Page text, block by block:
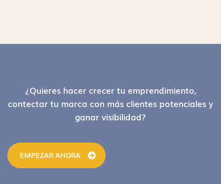
Footer¿Quieres hacer crecer tu emprendimiento,
contectar tu marca con más clientes potenciales y
ganar visibilidad?
EMPEZAR AHORA